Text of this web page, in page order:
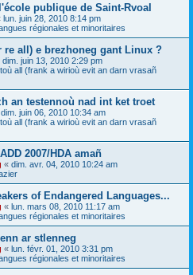
publique de Saint-Rvoal
lun. juin 28, 2010 8:14 pm
régionales et minoritaires
all) e brezhoneg gant Linux ?
dim. juin 13, 2010 2:29 pm
all (frank a wirioù evit an darn vrasañ
an testennoù nad int ket troet
dim. juin 06, 2010 10:34 am
all (frank a wirioù evit an darn vrasañ
2007/HDA amañ
« dim. avr. 04, 2010 10:24 am
of Endangered Languages...
« lun. mars 08, 2010 11:17 am
régionales et minoritaires
ar stlenneg
« lun. févr. 01, 2010 3:31 pm
régionales et minoritaires